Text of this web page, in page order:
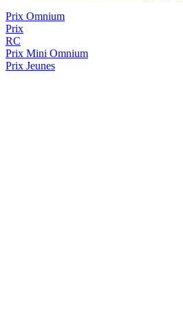
Prix Omnium
Prix
RC
Prix Mini Omnium
Prix Jeunes